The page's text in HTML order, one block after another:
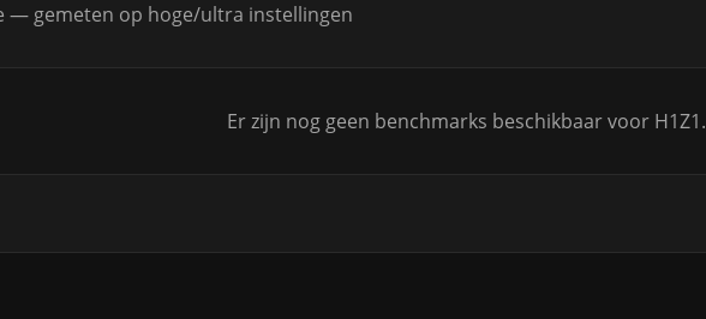
— gemeten op hoge/ultra instellingen
Er zijn nog geen benchmarks beschikbaar voor H1Z1.